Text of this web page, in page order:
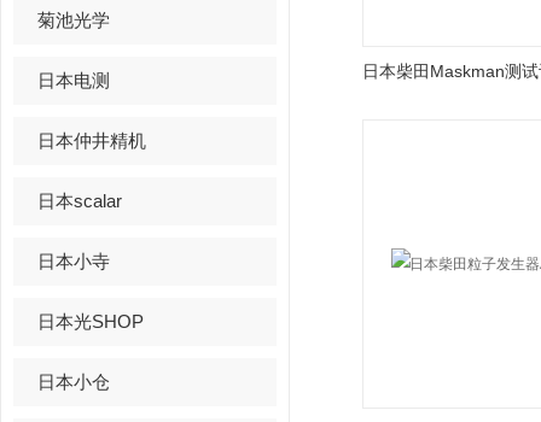
菊池光学
日本电测
日本仲井精机
日本scalar
日本小寺
日本光SHOP
日本小仓